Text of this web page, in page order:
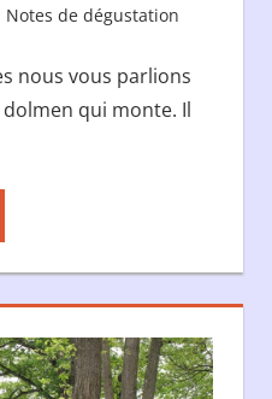
Notes de dégustation
nous vous parlions
qui monte. Il